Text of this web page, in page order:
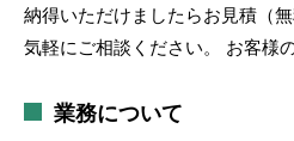
納得いただけましたらお見積（
気軽にご相談ください。 お客様
業務について